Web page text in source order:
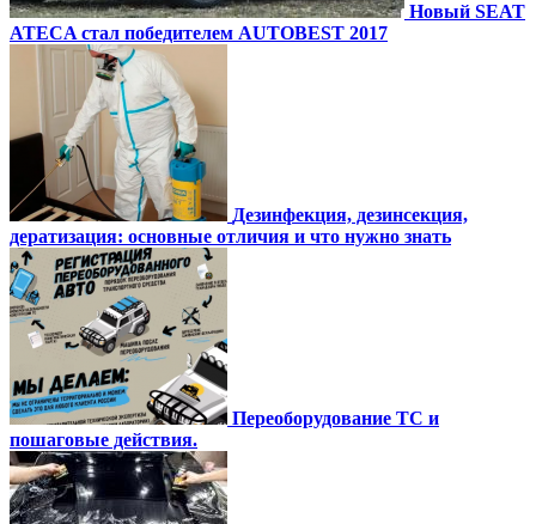
Новый SEAT
ATECA стал победителем AUTOBEST 2017
Дезинфекция, дезинсекция,
дератизация: основные отличия и что нужно знать
Переоборудование ТС и
пошаговые действия.